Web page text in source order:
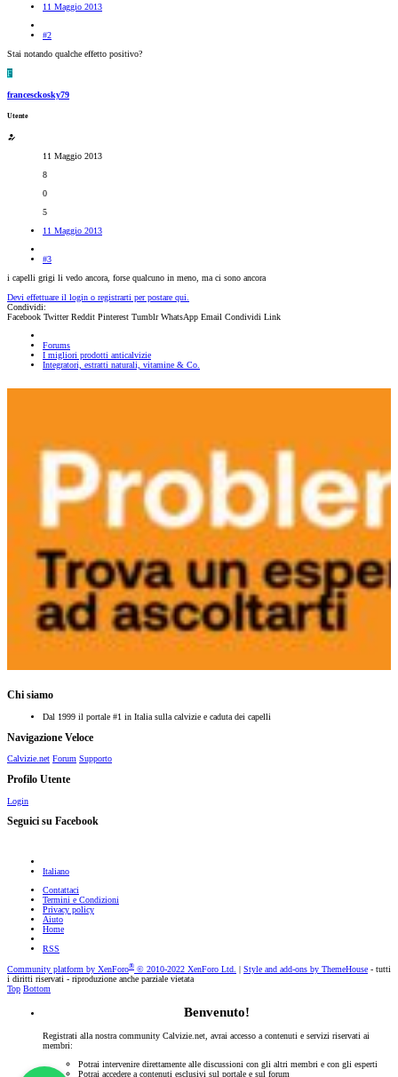
11 Maggio 2013
#2
Stai notando qualche effetto positivo?
F
francesckosky79
Utente
11 Maggio 2013
8
0
5
11 Maggio 2013
#3
i capelli grigi li vedo ancora, forse qualcuno in meno, ma ci sono ancora
Devi effettuare il login o registrarti per postare qui.
Condividi:
Facebook Twitter Reddit Pinterest Tumblr WhatsApp Email Condividi Link
Forums
I migliori prodotti anticalvizie
Integratori, estratti naturali, vitamine & Co.
Chi siamo
Dal 1999 il portale #1 in Italia sulla calvizie e caduta dei capelli
Navigazione Veloce
Calvizie.net Forum Supporto
Profilo Utente
Login
Seguici su Facebook
Italiano
Contattaci
Termini e Condizioni
Privacy policy
Aiuto
Home
RSS
Community platform by XenForo® © 2010-2022 XenForo Ltd. Style and add-ons by ThemeHouse - tutti
i diritti riservati - riproduzione anche parziale vietata
Top Bottom
Benvenuto!
Registrati alla nostra community Calvizie.net, avrai accesso a contenuti e servizi riservati ai
membri:
Potrai intervenire direttamente alle discussioni con gli altri membri e con gli esperti
Potrai accedere a contenuti esclusivi sul portale e sul forum